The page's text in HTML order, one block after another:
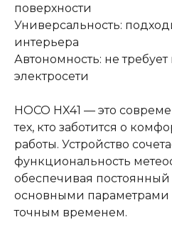
поверхности
Универсальность:
интерьера
Автономность: не
электросети
HOCO HX41 — это
тех, кто заботится о
работы. Устройство
функциональность
обеспечивая постоянный
основными параметрами
точным временем.